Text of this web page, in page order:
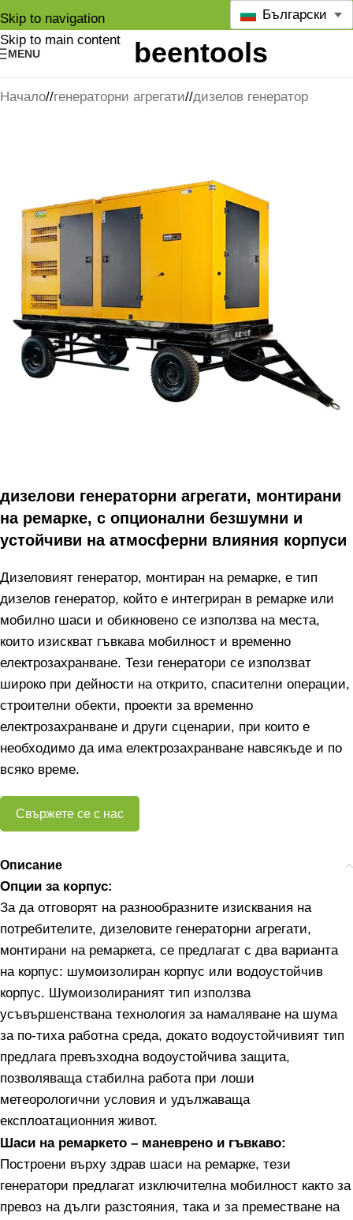
Skip to navigation
Skip to main content
MENU
Български
Начало/ генераторни агрегати/ дизелов генератор
дизелови генераторни агрегати, монтирани
на ремарке, с опционални безшумни и
устойчиви на атмосферни влияния корпуси
Дизеловият генератор, монтиран на ремарке, е тип
дизелов генератор, който е интегриран в ремарке или
мобилно шаси и обикновено се използва на места,
които изискват гъвкава мобилност и временно
електрозахранване. Тези генератори се използват
широко при дейности на открито, спасителни операции,
строителни обекти, проекти за временно
електрозахранване и други сценарии, при които е
необходимо да има електрозахранване навсякъде и по
всяко време.
Свържете се с нас
Описание
Опции за корпус:
За да отговорят на разнообразните изисквания на
потребителите, дизеловите генераторни агрегати,
монтирани на ремаркета, се предлагат с два варианта
на корпус: шумоизолиран корпус или водоустойчив
корпус. Шумоизолираният тип използва
усъвършенствана технология за намаляване на шума
за по-тиха работна среда, докато водоустойчивият тип
предлага превъзходна водоустойчива защита,
позволяваща стабилна работа при лоши
метеорологични условия и удължаваща
експлоатационния живот.
Шаси на ремаркето – маневрено и гъвкаво:
Построени върху здрав шаси на ремарке, тези
генератори предлагат изключителна мобилност както за
превоз на дълги разстояния, така и за преместване на